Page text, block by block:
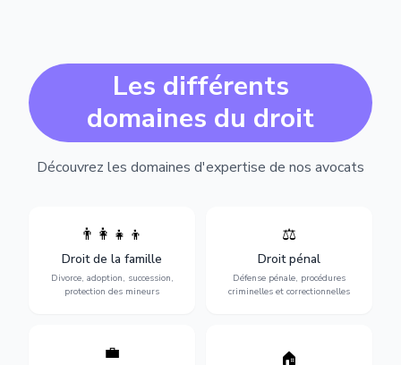
Les différents
domaines du droit
Découvrez les domaines d'expertise de nos avocats
👨‍👩‍👧‍👦
Droit de la famille
Divorce, adoption, succession,
protection des mineurs
Divorce, garde d'enfants,
adoption, succession et
protection des personnes
vulnérables.
⚖️
Droit pénal
Défense pénale, procédures
criminelles et correctionnelles
Expertise en matière pénale,
vue jusqu'au procès, pour
toute affaire correctionnelle
ou criminelle.
💼
Protection de vos droits au
🏠
Sécurisation de vos projets